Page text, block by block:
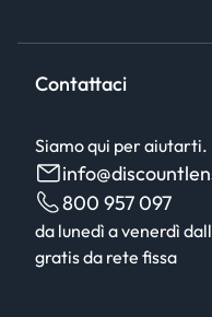
Contattaci
Siamo qui per aiutarti.
800 957 097
da lunedì a venerdì
gratis da rete fissa